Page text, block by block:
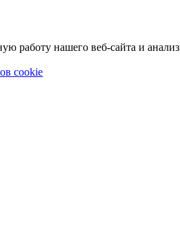
работу нашего веб-сайта и
cookie